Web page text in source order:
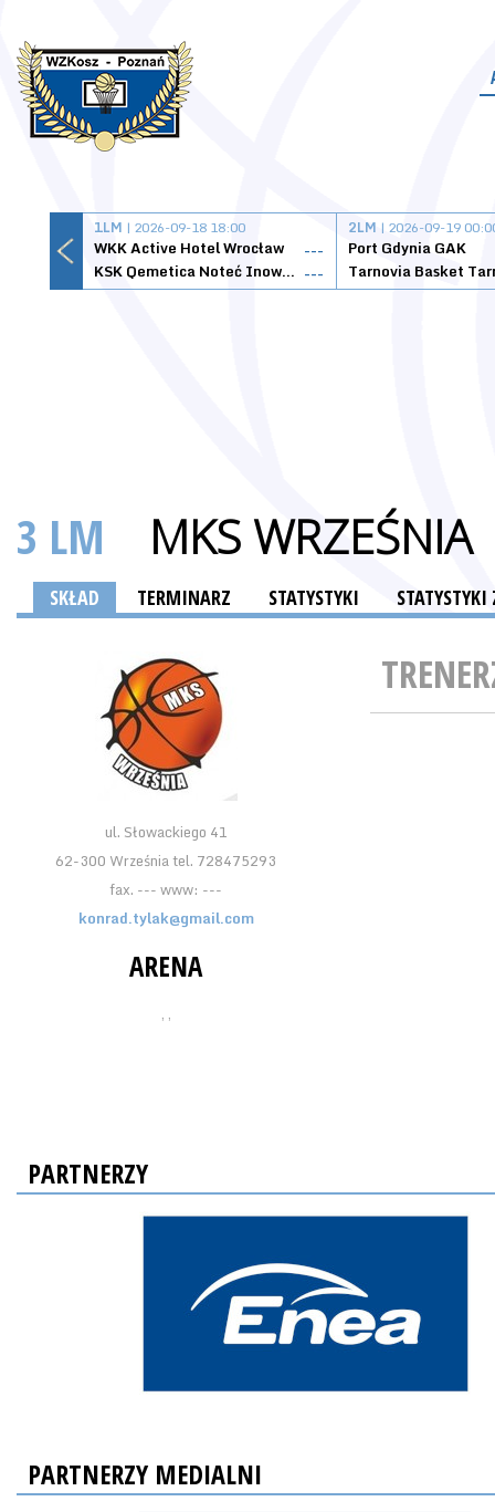
1LM | 2026-09-18 18:00
WKK Active Hotel Wrocław
---
KSK Qemetica Noteć Inowrocław ---
2LM | 2026-09-19
Port Gdynia GAK
3 LM MKS WRZEŚNIA
SKŁAD TERMINARZ STATYSTYKI
ul. Słowackiego 41
62-300 Września tel. 728475293
fax. --- www: ---
konrad.tylak@gmail.com
ARENA
, ,
PARTNERZY
PARTNERZY MEDIALNI